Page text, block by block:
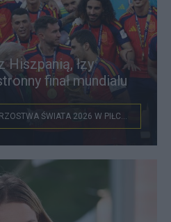
Hiszpanią, łzy
finał mundialu
MISTRZOSTWA ŚWIATA 2026 W PIŁCE NOŻNEJ